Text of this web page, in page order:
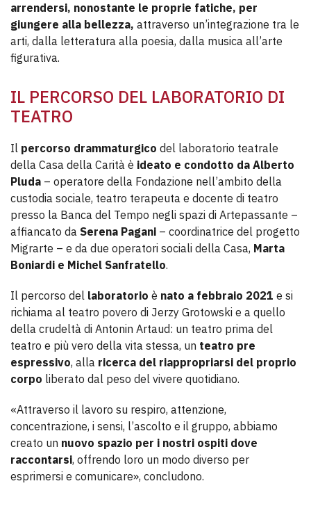
arrendersi, nonostante le proprie fatiche, per
giungere alla bellezza, attraverso un’integrazione tra le
arti, dalla letteratura alla poesia, dalla musica all’arte
figurativa.
IL PERCORSO DEL LABORATORIO DI
TEATRO
Il percorso drammaturgico del laboratorio teatrale
della Casa della Carità è ideato e condotto da Alberto
Pluda – operatore della Fondazione nell’ambito della
custodia sociale, teatro terapeuta e docente di teatro
presso la Banca del Tempo negli spazi di Artepassante –
affiancato da Serena Pagani – coordinatrice del progetto
Migrarte – e da due operatori sociali della Casa, Marta
Boniardi e Michel Sanfratello.
Il percorso del laboratorio è nato a febbraio 2021 e si
richiama al teatro povero di Jerzy Grotowski e a quello
della crudeltà di Antonin Artaud: un teatro prima del
teatro e più vero della vita stessa, un teatro pre
espressivo, alla ricerca del riappropriarsi del proprio
corpo liberato dal peso del vivere quotidiano.
«Attraverso il lavoro su respiro, attenzione,
concentrazione, i sensi, l’ascolto e il gruppo, abbiamo
creato un nuovo spazio per i nostri ospiti dove
raccontarsi, offrendo loro un modo diverso per
esprimersi e comunicare», concludono.